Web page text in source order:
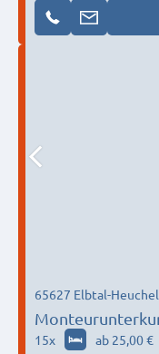
Weilburg, Bad
65627 Elbtal-
15x ab 25,00 €